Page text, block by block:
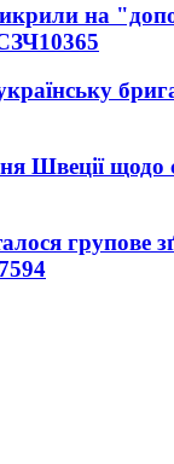
на
10365
Швеції щодо
групове
7594